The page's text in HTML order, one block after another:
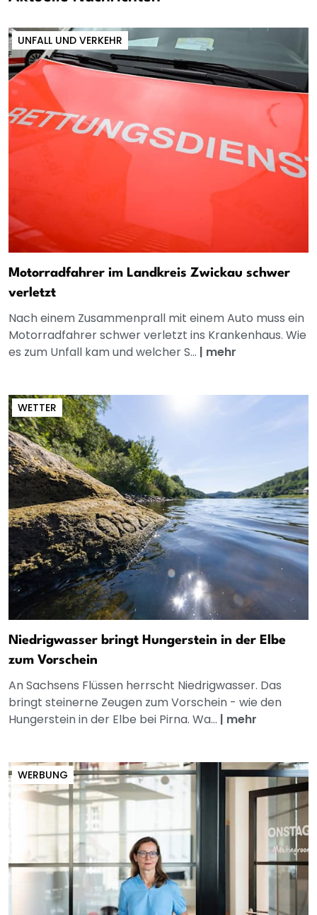
UNFALL UND VERKEHR
Motorradfahrer im Landkreis Zwickau schwer
verletzt
Nach einem Zusammenprall mit einem Auto muss ein
Motorradfahrer schwer verletzt ins Krankenhaus. Wie
es zum Unfall kam und welcher S... | mehr
WETTER
Niedrigwasser bringt Hungerstein in der Elbe
zum Vorschein
An Sachsens Flüssen herrscht Niedrigwasser. Das
bringt steinerne Zeugen zum Vorschein - wie den
Hungerstein in der Elbe bei Pirna. Wa... | mehr
WERBUNG